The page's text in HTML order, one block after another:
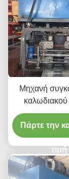
Μηχανή
καλωδιακού
Πάρτε την
τιμή